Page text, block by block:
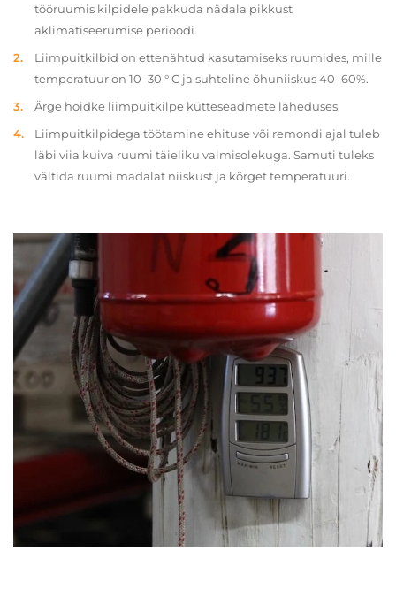
tööruumis kilpidele pakkuda nädala pikkust
aklimatiseerumise perioodi.
Liimpuitkilbid on ettenähtud kasutamiseks ruumides, mille
temperatuur on 10–30 ° C ja suhteline õhuniiskus 40–60%.
Ärge hoidke liimpuitkilpe kütteseadmete läheduses.
Liimpuitkilpidega töötamine ehituse või remondi ajal tuleb
läbi viia kuiva ruumi täieliku valmisolekuga. Samuti tuleks
vältida ruumi madalat niiskust ja kõrget temperatuuri.